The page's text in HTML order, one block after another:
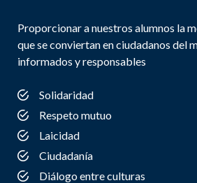
Proporcionar a nuestros alumnos la
que se conviertan en ciudadanos del
informados y responsables
Solidaridad
Respeto mutuo
Laicidad
Ciudadanía
Diálogo entre culturas